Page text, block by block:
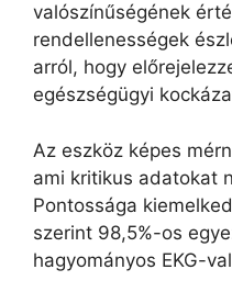
valószínűségének
rendellenességek
arról, hogy
egészségügyi
Az eszköz képes
ami kritikus adatokat
Pontossága
szerint 98,5%-os
hagyományos EKG-